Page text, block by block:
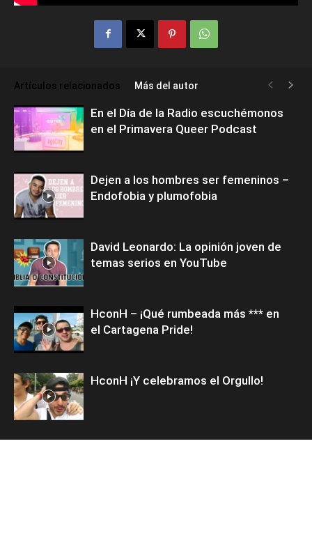
Artículos relacionados Más del autor
En el Día de la Radio escuchémonos
en el Primavera Queer Podcast
Dejen a los hombres ser femeninos –
Endofobia y plumofobia
David Leonardo: La opinión joven de
temas serios en YouTube
HconH – ¡Qué rumbeada más *** en
el Cartagena Pride!
HconH ¡Y celebramos el Orgullo!